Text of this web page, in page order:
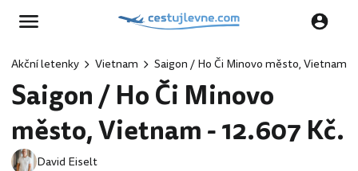
Akční letenky Vietnam Saigon / Ho Či Minovo město, Vietnam -
Saigon / Ho Či Minovo
město, Vietnam - 12.607 Kč.
David Eiselt